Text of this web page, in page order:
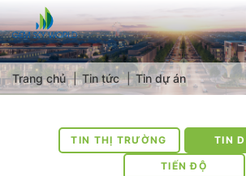
Trang chủ Tin tức Tin dự án
TIN THỊ TRƯỜNG TIN
TIẾN ĐỘ